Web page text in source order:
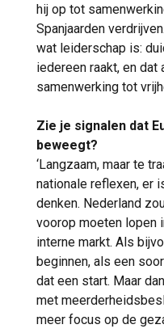
hij op tot
Spanjaarden
wat leiderschap is:
iedereen raakt, en dat
samenwerking tot
Zie je signalen dat
beweegt?
‘Langzaam, maar te
nationale reflexen, er
denken. Nederland
voorop moeten lopen
interne markt. Als
beginnen, als een
dat een start. Maar
met
meer focus op de